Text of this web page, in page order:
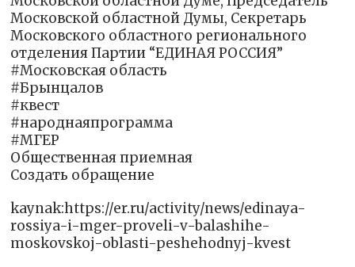
Московской областной Думы, Секретарь
Московского областного регионального
отделения Партии “ЕДИНАЯ РОССИЯ”
#Московская область
#Брынцалов
#квест
#народнаяпрограмма
#‎МГЕР‬
Общественная приемная
Создать обращение
kaynak:https://er.ru/activity/news/edinaya-
rossiya-i-mger-proveli-v-balashihe-
moskovskoj-oblasti-peshehodnyj-kvest